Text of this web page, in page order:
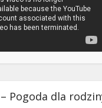
Pogoda dla